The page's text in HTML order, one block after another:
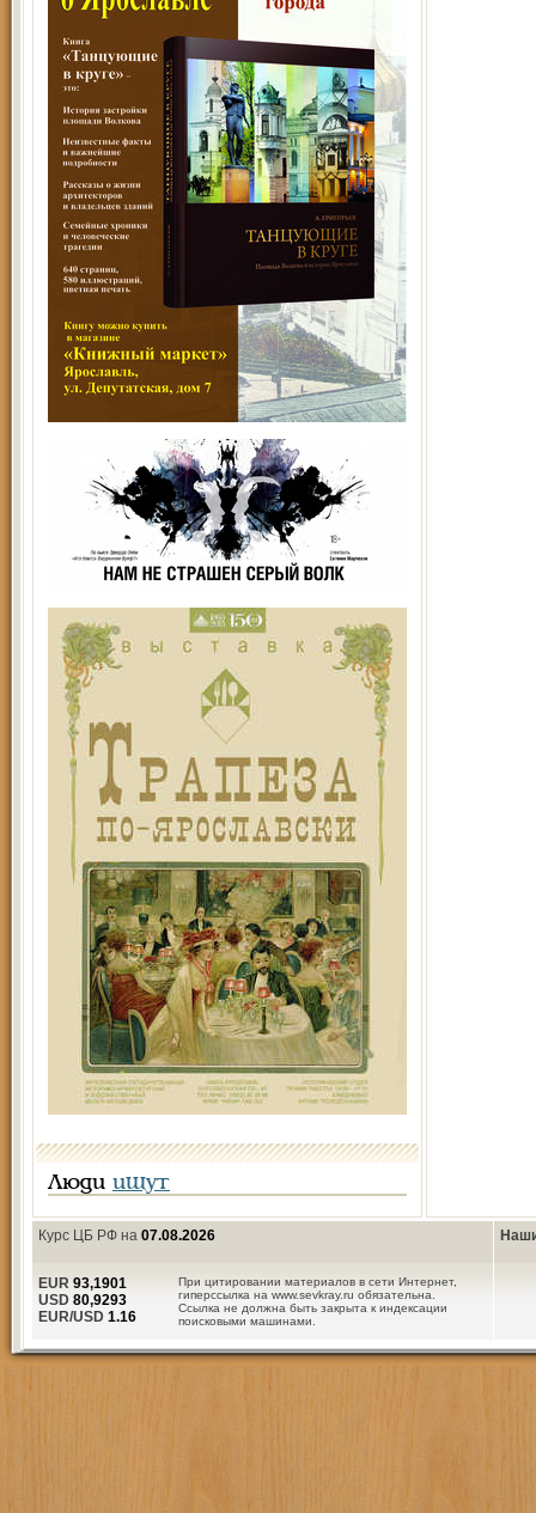
Люди ищут
Курс ЦБ РФ на 07.08.2026
При цитировании материалов в сети Интернет,
гиперссылка на www.sevkray.ru обязательна.
Ссылка не должна быть закрыта к индексации
поисковыми машинами.
EUR 93,1901
USD 80,9293
EUR/USD 1.16